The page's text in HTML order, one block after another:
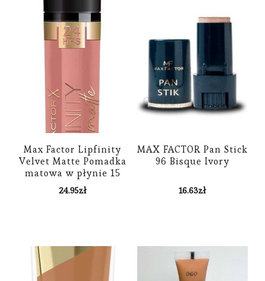
Max Factor Lipfinity
Velvet Matte Pomadka
matowa w płynie 15
nude 3,7ml
24.95zł
MAX FACTOR Pan Stick
96 Bisque Ivory
16.63zł